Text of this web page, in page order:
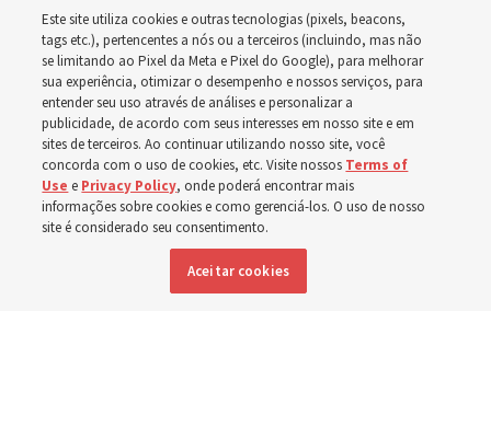
Seitz, Deseret News
“Os templos estão abençoando a vida de milhões de filhos do
Pai Celestial em ambos os lados do véu.” ... Este templo foi
“projetado para fornecer espaço para as belas ordenanças
sagradas do Senhor que acontecem aqui.”
Dedicação do Templo de Elko Nevada, 12 de outubro de 2025
8. Construção da Paz
Este site utiliza cookies e outras tecnologias (pixels, beacons,
tags etc.), pertencentes a nós ou a terceiros (incluindo, mas não
se limitando ao Pixel da Meta e Pixel do Google), para melhorar
sua experiência, otimizar o desempenho e nossos serviços, para
entender seu uso através de análises e personalizar a
publicidade, de acordo com seus interesses em nosso site e em
sites de terceiros. Ao continuar utilizando nosso site, você
concorda com o uso de cookies, etc. Visite nossos Terms of
Use e Privacy Policy, onde poderá encontrar mais
informações sobre cookies e como gerenciá-los. O uso de nosso
site é considerado seu consentimento.
Aceitar cookies